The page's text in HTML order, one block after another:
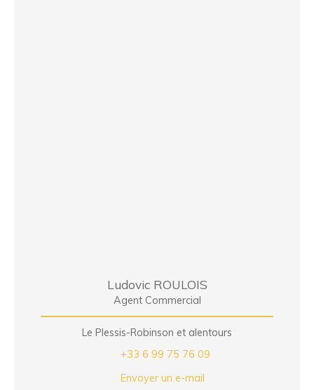
Ludovic ROULOIS
Agent Commercial
Le Plessis-Robinson et alentours
+33 6 99 75 76 09
Envoyer un e-mail